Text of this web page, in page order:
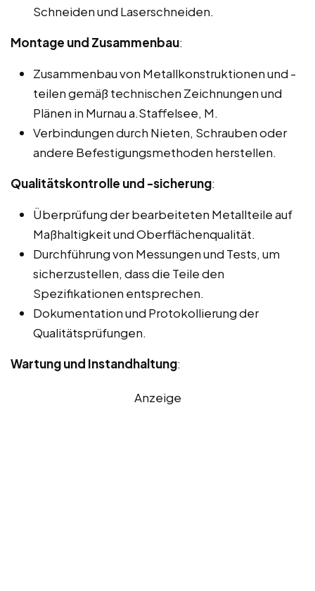
Schneiden und Laserschneiden.
Montage und Zusammenbau:
Zusammenbau von Metallkonstruktionen und -
teilen gemäß technischen Zeichnungen und
Plänen in Murnau a.Staffelsee, M.
Verbindungen durch Nieten, Schrauben oder
andere Befestigungsmethoden herstellen.
Qualitätskontrolle und -sicherung:
Überprüfung der bearbeiteten Metallteile auf
Maßhaltigkeit und Oberflächenqualität.
Durchführung von Messungen und Tests, um
sicherzustellen, dass die Teile den
Spezifikationen entsprechen.
Dokumentation und Protokollierung der
Qualitätsprüfungen.
Wartung und Instandhaltung:
Anzeige